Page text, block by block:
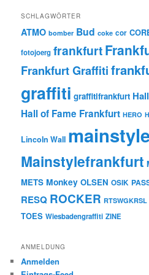
SCHLAGWÖRTER
ATMO bomber Bud coke cor
fotojoerg frankfurt
Frankfurt Graffiti
graffiti graffitifrankfurt
Hall of Fame Frankfurt HERO
Lincoln Wall
Mainstylefrankfurt
METS Monkey OLSEN OSIK
RESQ ROCKER RTSWGKRSL
TOES Wiesbadengraffiti ZINE
ANMELDUNG
Anmelden